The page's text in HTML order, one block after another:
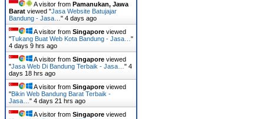
A visitor from Pamanukan, Jawa
Barat viewed "Jasa Website Batujajar
Bandung - Jasa… " 4 days ago
A visitor from Singapore viewed
"Tukang Buat Web Kota Bandung - Jasa… "
4 days 9 hrs ago
A visitor from Singapore viewed
"Jasa Web Di Bandung Terbaik - Jasa… " 4
days 18 hrs ago
A visitor from Singapore viewed
"Bikin Web Bandung Barat Terbaik -
Jasa… " 4 days 21 hrs ago
A visitor from Singapore viewed